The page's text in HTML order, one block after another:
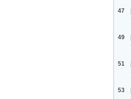
47
49
51
53